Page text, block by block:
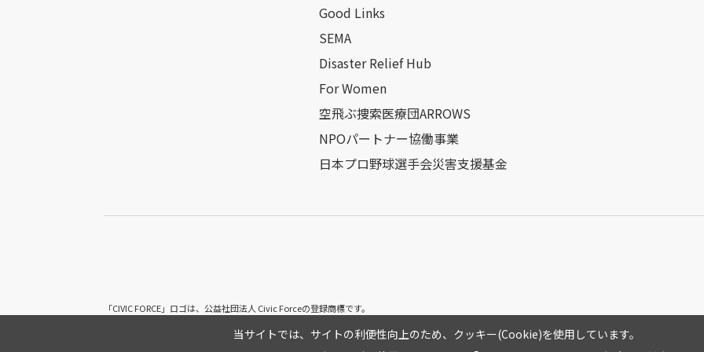
当サイトでは、サイトの利便性向上のため、クッキー(Cookie)を使用しています。
Good Links
SEMA
Disaster Relief Hub
For Women
空飛ぶ捜索医療団ARROWS
NPOパートナー協働事業
日本プロ野球選手会災害支援基金
「CIVIC FORCE」ロゴは、公益社団法人 Civic Forceの登録商標です。